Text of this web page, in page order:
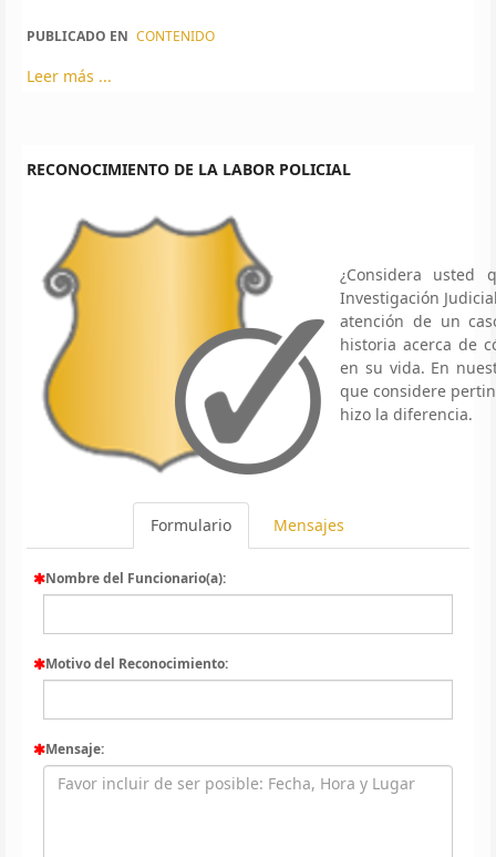
PUBLICADO EN CONTENIDO
Leer más ...
RECONOCIMIENTO DE LA LABOR POLICIAL
¿Considera usted
Investigación
atención de un
historia acerca de
en su vida. En
que considere
hizo la diferencia.
Formulario Mensajes
Nombre del Funcionario(a):
Motivo del Reconocimiento:
Mensaje: